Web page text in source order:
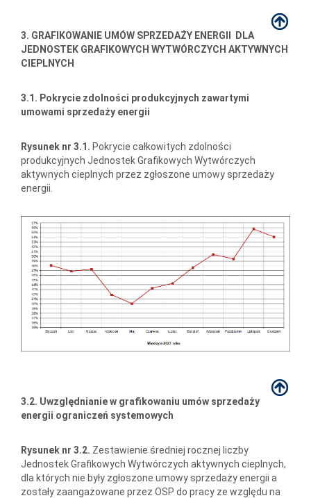
3. GRAFIKOWANIE UMÓW SPRZEDAŻY ENERGII DLA
JEDNOSTEK GRAFIKOWYCH WYTWÓRCZYCH AKTYWNYCH
CIEPLNYCH
3.1. Pokrycie zdolności produkcyjnych zawartymi
umowami sprzedaży energii
Rysunek nr 3.1. Pokrycie całkowitych zdolności
produkcyjnych Jednostek Grafikowych Wytwórczych
aktywnych cieplnych przez zgłoszone umowy sprzedaży
energii.
3.2. Uwzględnianie w grafikowaniu umów sprzedaży
energii ograniczeń systemowych
Rysunek nr 3.2. Zestawienie średniej rocznej liczby
Jednostek Grafikowych Wytwórczych aktywnych cieplnych,
dla których nie były zgłoszone umowy sprzedaży energii a
zostały zaangażowane przez OSP do pracy ze względu na